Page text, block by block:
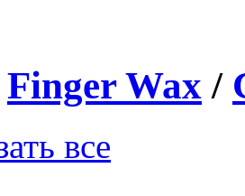
Finger Wax /
все